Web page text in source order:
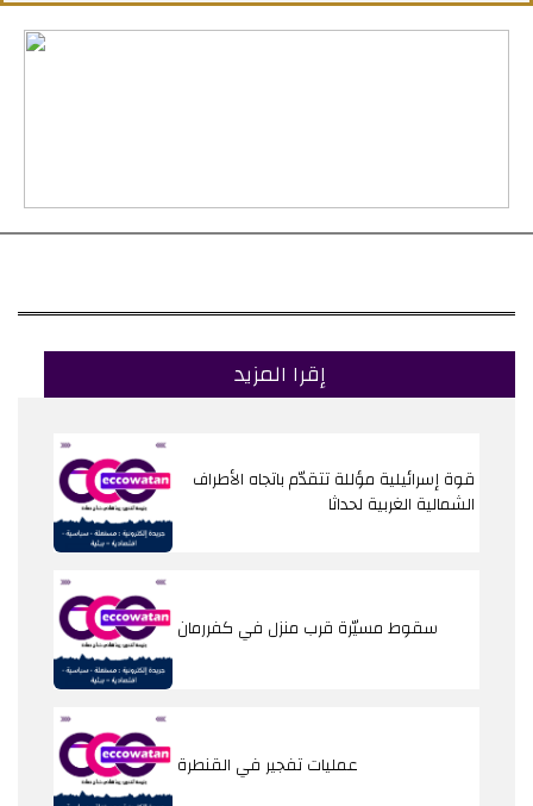
إقرا المزيد
قوة إسرائيلية مؤللة تتقدّم باتجاه الأطراف
الشمالية الغربية لحداثا
سقوط مسيّرة قرب منزل في كفررمان
عمليات تفجير في القنطرة